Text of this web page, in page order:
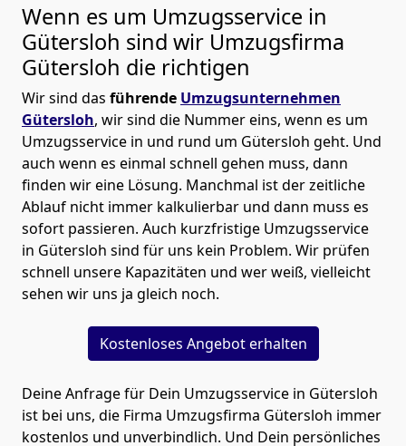
Wenn es um Umzugsservice in
Gütersloh sind wir Umzugsfirma
Gütersloh die richtigen
Wir sind das führende Umzugsunternehmen
Gütersloh, wir sind die Nummer eins, wenn es um
Umzugsservice in und rund um Gütersloh geht. Und
auch wenn es einmal schnell gehen muss, dann
finden wir eine Lösung. Manchmal ist der zeitliche
Ablauf nicht immer kalkulierbar und dann muss es
sofort passieren. Auch kurzfristige Umzugsservice
in Gütersloh sind für uns kein Problem. Wir prüfen
schnell unsere Kapazitäten und wer weiß, vielleicht
sehen wir uns ja gleich noch.
Kostenloses Angebot erhalten
Deine Anfrage für Dein Umzugsservice in Gütersloh
ist bei uns, die Firma Umzugsfirma Gütersloh immer
kostenlos und unverbindlich. Und Dein persönliches